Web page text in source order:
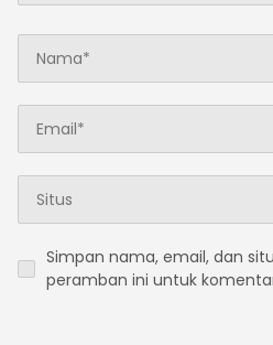
Simpan nama, email, dan
peramban ini untuk